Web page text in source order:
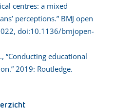
centres: a mixed
perceptions.” BMJ open
doi:10.1136/bmjopen-
“Conducting educational
2019: Routledge.